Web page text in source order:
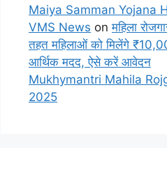
Maiya Samman Yojana
VMS News onमहिला
तहत महिलाओं को मिलेंगे
आर्थिक मदद, ऐसे करें आवेदन
Mukhymantri Mahila
2025